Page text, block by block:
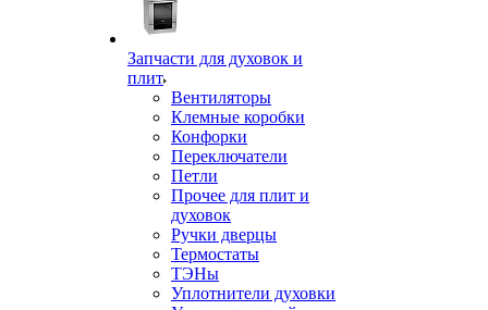
Запчасти для духовок и
плит
Вентиляторы
Клемные коробки
Конфорки
Переключатели
Петли
Прочее для плит и
духовок
Ручки дверцы
Термостаты
ТЭНы
Уплотнители духовки